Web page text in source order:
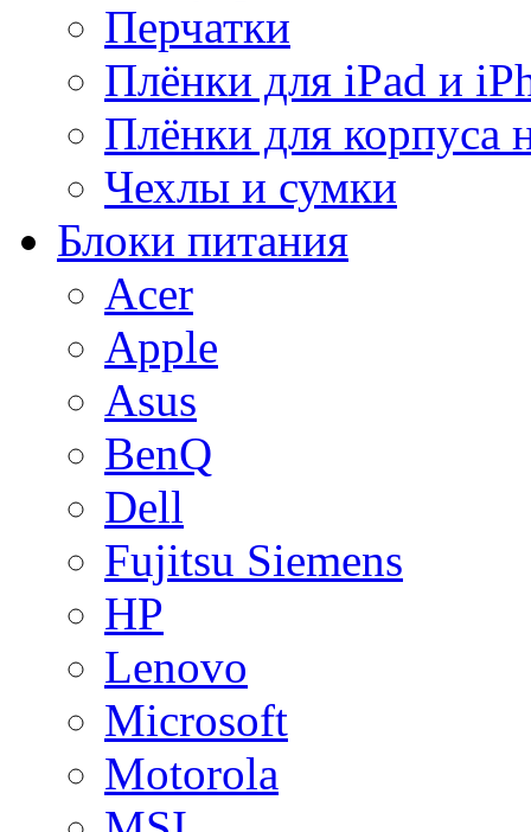
Перчатки
Плёнки для iPad и
Плёнки для корпуса
Чехлы и сумки
Блоки питания
Acer
Apple
Asus
BenQ
Dell
Fujitsu Siemens
HP
Lenovo
Microsoft
Motorola